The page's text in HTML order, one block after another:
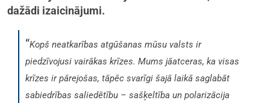
dažādi izaicinājumi.
“Kopš neatkarības atgūšanas mūsu valsts ir
piedzīvojusi vairākas krīzes. Mums jāatceras, ka visas
krīzes ir pārejošas, tāpēc svarīgi šajā laikā saglabāt
sabiedrības saliedētību – sašķeltība un polarizācija